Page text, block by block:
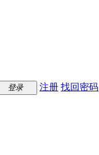
登录 注册 找回密码